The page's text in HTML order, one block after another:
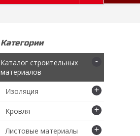
Категории
Каталог строительных
материалов
-
Изоляция +
Кровля +
Листовые материалы +